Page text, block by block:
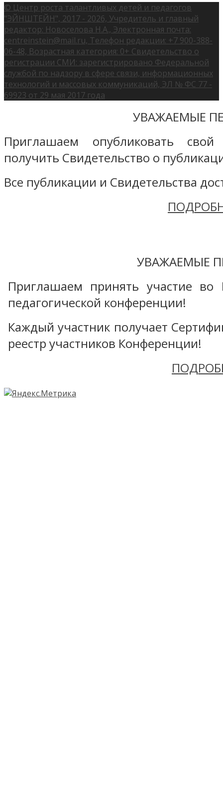
© Центр роста талантливых детей и педагогов
"ЭЙНШТЕЙН", 2017 - 2026, Учредитель и главный
редактор: Новоселова Н.А., Электронная почта:
centreinstein@mail.ru, Телефон редакции: +7 900-388-
06-48, Возрастная категория: 0+ Свидетельство о
регистрации СМИ: зарегистрировано Федеральной
службой по надзору в сфере связи, информационных
технологий и массовых коммуникаций, ЭЛ № ФС 77 -
69923 от 29 мая 2017 года
УВАЖАЕМЫЕ
Приглашаем опубликовать
получить Свидетельство о
Все публикации и Свидетельства
УВАЖАЕМЫЕ
Приглашаем принять участие во
педагогической конференции!
Каждый участник получает
реестр участников Конференции!